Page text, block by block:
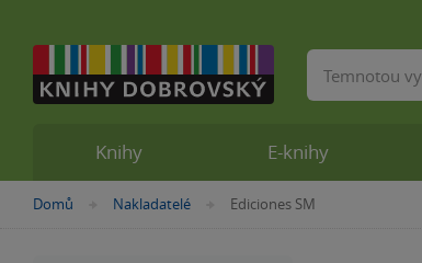
Nacházíte
Domů »
Nakladatelé »
Ediciones SM
Knihy E-knihy